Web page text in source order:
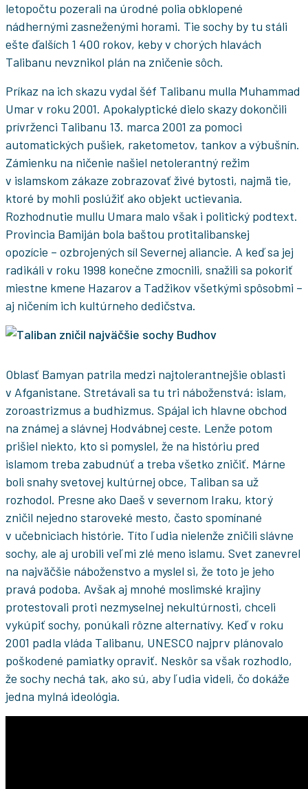
letopočtu pozerali na úrodné polia obklopené
nádhernými zasneženými horami. Tie sochy by tu stáli
ešte ďalších 1 400 rokov, keby v chorých hlavách
Talibanu nevznikol plán na zničenie sôch.
Príkaz na ich skazu vydal šéf Talibanu mulla Muhammad
Umar v roku 2001. Apokalyptické dielo skazy dokončili
prívrženci Talibanu 13. marca 2001 za pomoci
automatických pušiek, raketometov, tankov a výbušnín.
Zámienku na ničenie našiel netolerantný režim
v islamskom zákaze zobrazovať živé bytosti, najmä tie,
ktoré by mohli poslúžiť ako objekt uctievania.
Rozhodnutie mullu Umara malo však i politický podtext.
Provincia Bamiján bola baštou protitalibanskej
opozície – ozbrojených síl Severnej aliancie. A keď sa jej
radikáli v roku 1998 konečne zmocnili, snažili sa pokoriť
miestne kmene Hazarov a Tadžikov všetkými spôsobmi –
aj ničením ich kultúrneho dedičstva.
Oblasť Bamyan patrila medzi najtolerantnejšie oblasti
v Afganistane. Stretávali sa tu tri náboženstvá: islam,
zoroastrizmus a budhizmus. Spájal ich hlavne obchod
na známej a slávnej Hodvábnej ceste. Lenže potom
prišiel niekto, kto si pomyslel, že na históriu pred
islamom treba zabudnúť a treba všetko zničiť. Márne
boli snahy svetovej kultúrnej obce, Taliban sa už
rozhodol. Presne ako Daeš v severnom Iraku, ktorý
zničil nejedno staroveké mesto, často spomínané
v učebniciach histórie. Títo ľudia nielenže zničili slávne
sochy, ale aj urobili veľmi zlé meno islamu. Svet zanevrel
na najväčšie náboženstvo a myslel si, že toto je jeho
pravá podoba. Avšak aj mnohé moslimské krajiny
protestovali proti nezmyselnej nekultúrnosti, chceli
vykúpiť sochy, ponúkali rôzne alternatívy. Keď v roku
2001 padla vláda Talibanu, UNESCO najprv plánovalo
poškodené pamiatky opraviť. Neskôr sa však rozhodlo,
že sochy nechá tak, ako sú, aby ľudia videli, čo dokáže
jedna mylná ideológia.